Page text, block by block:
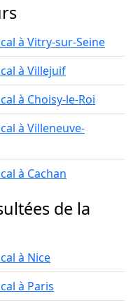
à Vitry-sur-Seine
à Villejuif
à Choisy-le-Roi
à Villeneuve-
à Cachan
de la
à Nice
à Paris